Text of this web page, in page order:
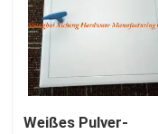
Weißes Pulver-